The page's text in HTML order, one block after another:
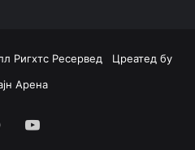
Ригхтс Ресервед Цреатед бy
Арена
Facebook